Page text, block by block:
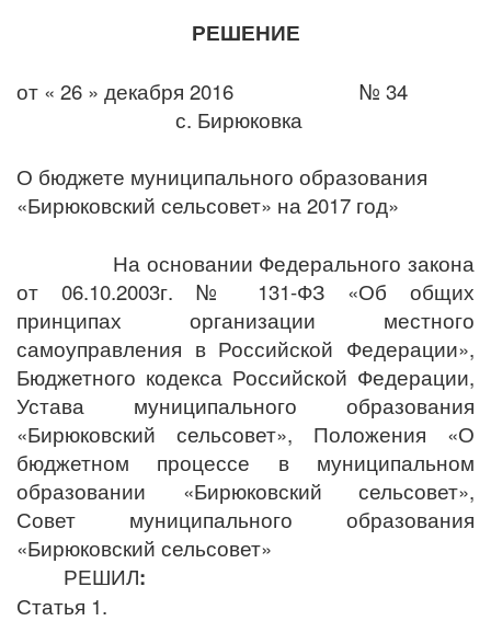
РЕШЕНИЕ
от « 26 » декабря 2016 № 34
с. Бирюковка
О бюджете муниципального образования
«Бирюковский сельсовет» на 2017 год»
На основании Федерального закона
от 06.10.2003г. № 131-ФЗ «Об общих
принципах организации местного
самоуправления в Российской Федерации»,
Бюджетного кодекса Российской Федерации,
Устава муниципального образования
«Бирюковский сельсовет», Положения «О
бюджетном процессе в муниципальном
образовании «Бирюковский сельсовет»,
Совет муниципального образования
«Бирюковский сельсовет»
РЕШИЛ:
Статья 1.